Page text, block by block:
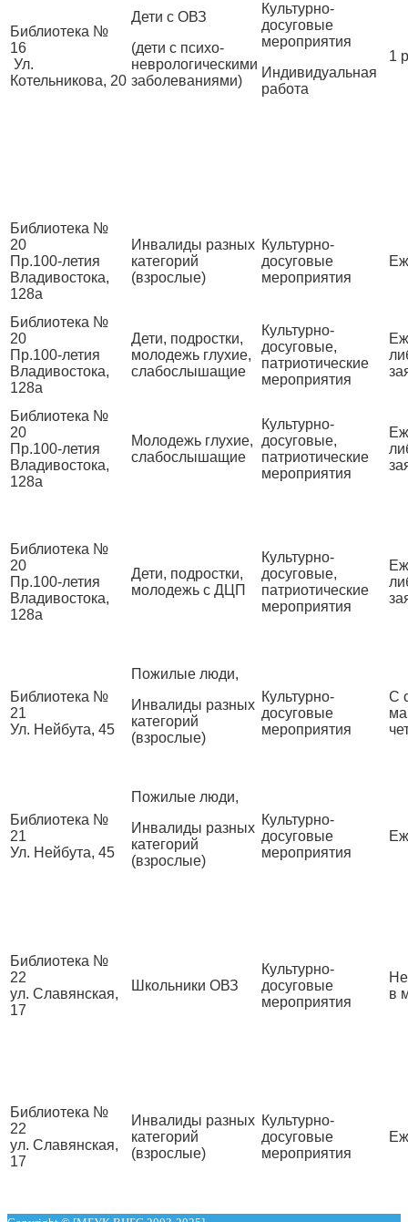
Библиотека №
16
Ул.
Котельникова, 20
Дети с ОВЗ
(дети с психо-
неврологическими
заболеваниями)
Культурно-
досуговые
мероприятия
Индивидуальная
работа
1
Библиотека №
20
Пр.100-летия
Владивостока,
128а
Инвалиды разных
категорий
(взрослые)
Культурно-
досуговые
мероприятия
Библиотека №
20
Пр.100-летия
Владивостока,
128а
Дети, подростки,
молодежь глухие,
слабослышащие
Культурно-
досуговые,
патриотические
мероприятия
Библиотека №
20
Пр.100-летия
Владивостока,
128а
Молодежь глухие,
слабослышащие
Культурно-
досуговые,
патриотические
мероприятия
Библиотека №
20
Пр.100-летия
Владивостока,
128а
Дети, подростки,
молодежь с ДЦП
Культурно-
досуговые,
патриотические
мероприятия
Библиотека №
21
Ул. Нейбута, 45
Пожилые люди,
Инвалиды разных
категорий
(взрослые)
Культурно-
досуговые
мероприятия
С
Библиотека №
21
Ул. Нейбута, 45
Пожилые люди,
Инвалиды разных
категорий
(взрослые)
Культурно-
досуговые
мероприятия
Библиотека №
22
ул. Славянская,
17
Школьники ОВЗ
Культурно-
досуговые
мероприятия
в
Библиотека №
22
ул. Славянская,
17
Инвалиды разных
категорий
(взрослые)
Культурно-
досуговые
мероприятия